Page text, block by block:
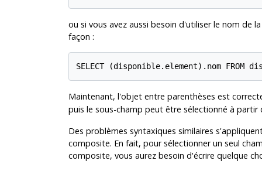
ou si vous avez aussi besoin d'utiliser le nom de
façon :
SELECT (disponible.element).nom
Maintenant, l'objet entre parenthèses est
puis le sous-champ peut être sélectionné à partir
Des problèmes syntaxiques similaires
composite. En fait, pour sélectionner un seul
composite, vous aurez besoin d'écrire quelque